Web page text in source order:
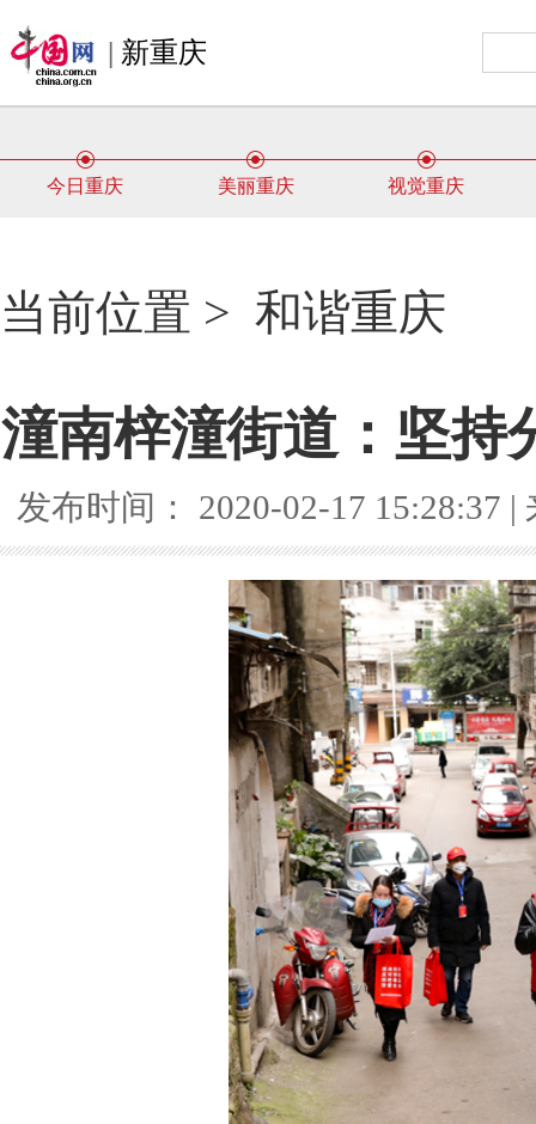
| 新重庆
今日重庆 美丽重庆 视觉重庆
当前位置 > 和谐重庆
潼南梓潼街道：坚持
发布时间： 2020-02-17 15:28:37